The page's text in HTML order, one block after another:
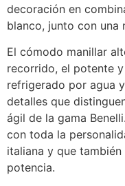
decoración en
blanco, junto con una
El cómodo manillar
recorrido, el potente
refrigerado por agua
detalles que
ágil de la gama
con toda la
italiana y que
potencia.